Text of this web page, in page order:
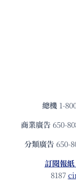
總機 1-
商業廣告 650-
分類廣告 650-
訂閱報紙
8187